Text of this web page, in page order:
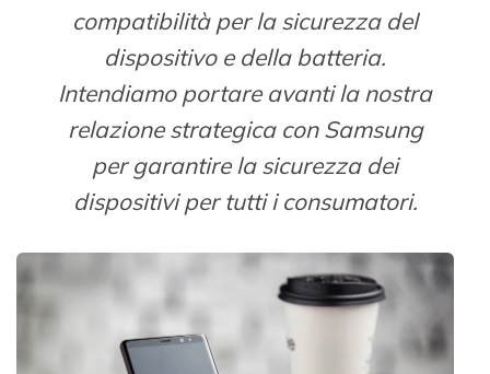
compatibilità per la sicurezza del
dispositivo e della batteria.
Intendiamo portare avanti la nostra
relazione strategica con Samsung
per garantire la sicurezza dei
dispositivi per tutti i consumatori.